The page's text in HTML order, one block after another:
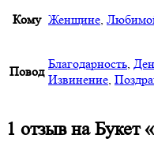
Кому Женщине,
Повод
Благодарность,
Извинение,
1 отзыв наБукет